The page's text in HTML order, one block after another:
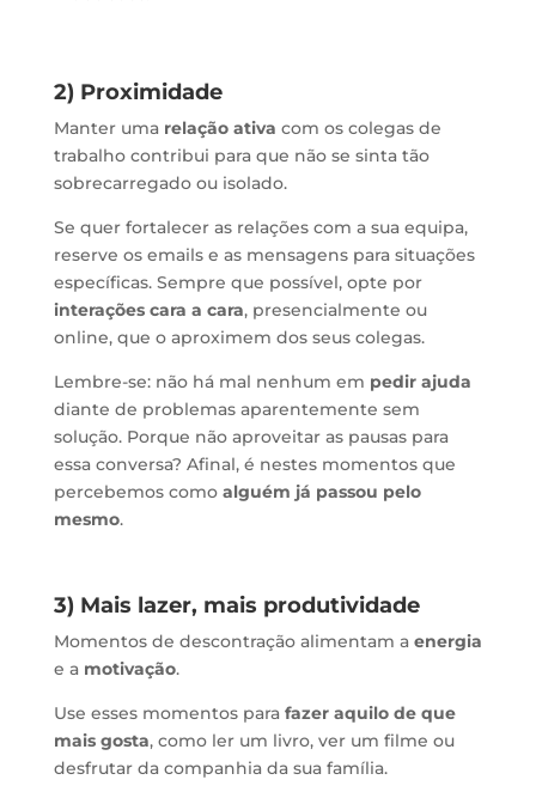
2) Proximidade
Manter uma relação ativa com os colegas de
trabalho contribui para que não se sinta tão
sobrecarregado ou isolado.
Se quer fortalecer as relações com a sua equipa,
reserve os emails e as mensagens para situações
específicas. Sempre que possível, opte por
interações cara a cara, presencialmente ou
online, que o aproximem dos seus colegas.
Lembre-se: não há mal nenhum em pedir ajuda
diante de problemas aparentemente sem
solução. Porque não aproveitar as pausas para
essa conversa? Afinal, é nestes momentos que
percebemos como alguém já passou pelo
mesmo.
3) Mais lazer, mais produtividade
Momentos de descontração alimentam a energia
e a motivação.
Use esses momentos para fazer aquilo de que
mais gosta, como ler um livro, ver um filme ou
desfrutar da companhia da sua família.